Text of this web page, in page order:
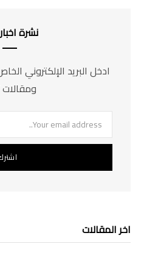
نشرة
ادخل البريد الإلكتروني
ومقالات
اخر المقالات